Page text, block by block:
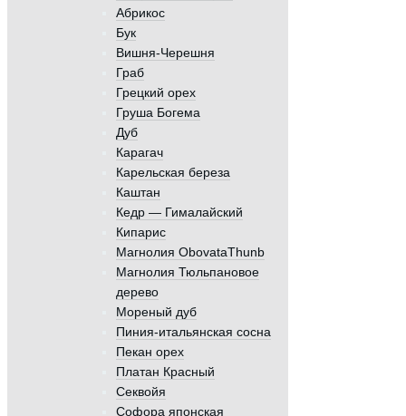
Абрикос
Бук
Вишня-Черешня
Граб
Грецкий орех
Груша Богема
Дуб
Карагач
Карельская береза
Каштан
Кедр — Гималайский
Кипарис
Магнолия ObovataThunb
Магнолия Тюльпановое
дерево
Мореный дуб
Пиния-итальянская сосна
Пекан орех
Платан Красный
Секвойя
Софора японская